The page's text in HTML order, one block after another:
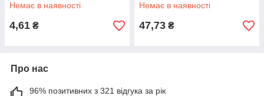
Немає в наявності
4,61 ₴
Немає в наявності
47,73 ₴
Про нас
96% позитивних з 321 відгука за рік